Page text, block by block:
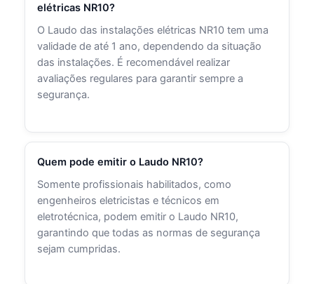
elétricas NR10?
O Laudo das instalações elétricas NR10 tem uma
validade de até 1 ano, dependendo da situação
das instalações. É recomendável realizar
avaliações regulares para garantir sempre a
segurança.
Quem pode emitir o Laudo NR10?
Somente profissionais habilitados, como
engenheiros eletricistas e técnicos em
eletrotécnica, podem emitir o Laudo NR10,
garantindo que todas as normas de segurança
sejam cumpridas.